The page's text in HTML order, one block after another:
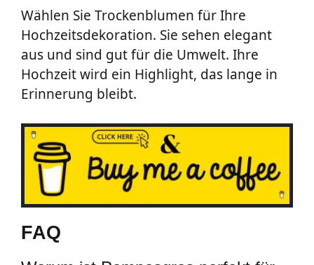
Wählen Sie Trockenblumen für Ihre
Hochzeitsdekoration. Sie sehen elegant
aus und sind gut für die Umwelt. Ihre
Hochzeit wird ein Highlight, das lange in
Erinnerung bleibt.
FAQ